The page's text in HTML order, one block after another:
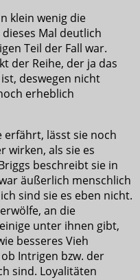
klein wenig die
Mal deutlich
Teil der Fall war.
der Reihe, der ja das
deswegen nicht
erheblich
erfährt, lässt sie noch
wirken, als sie es
beschreibt sie in
äußerlich menschlich
sind sie es eben nicht.
an die
unter ihnen gibt,
besseres Vieh
Intrigen bzw. der
sind. Loyalitäten